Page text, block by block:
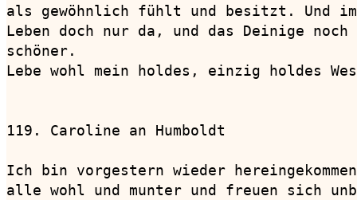
als gewöhnlich fühlt und besitzt. Und
Leben doch nur da, und das Deinige
schöner.
Lebe wohl mein holdes, einzig holdes
119. Caroline an Humboldt
Ich bin vorgestern wieder
alle wohl und munter und freuen sich